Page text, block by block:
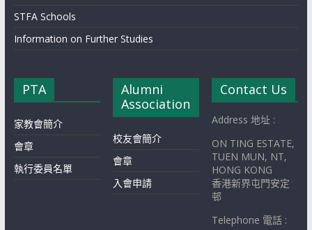
STFA Schools
Information on Further Studies
PTA
家教會簡介
會章
執行委員名單
Alumni
Association
校友會簡介
會章
入會申請
Contact Us
Address 地址 :
ON TING ESTATE,
TUEN MUN, NT,
HONG KONG
香港新界屯門安定
邨
Telephone 電話 :